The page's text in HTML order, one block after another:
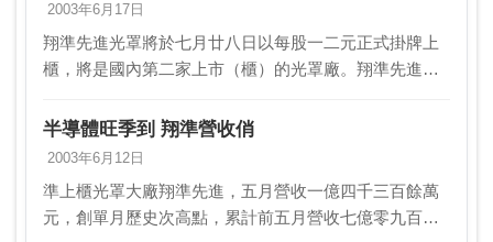
2003年6月17日
翔準先進光罩將於七月廿八日以每股一二元正式掛牌上
櫃，將是國內第二家上市（櫃）的光罩廠。翔準先進光
前三季獲利目標，年度達成率約三四％，若以公司目前
股本二…
半導體旺季到 翔準營收俏
2003年6月12日
準上櫃光罩大廠翔準先進，五月營收一億四千三百餘萬
元，創單月歷史次高點，累計前五月營收七億零九百餘